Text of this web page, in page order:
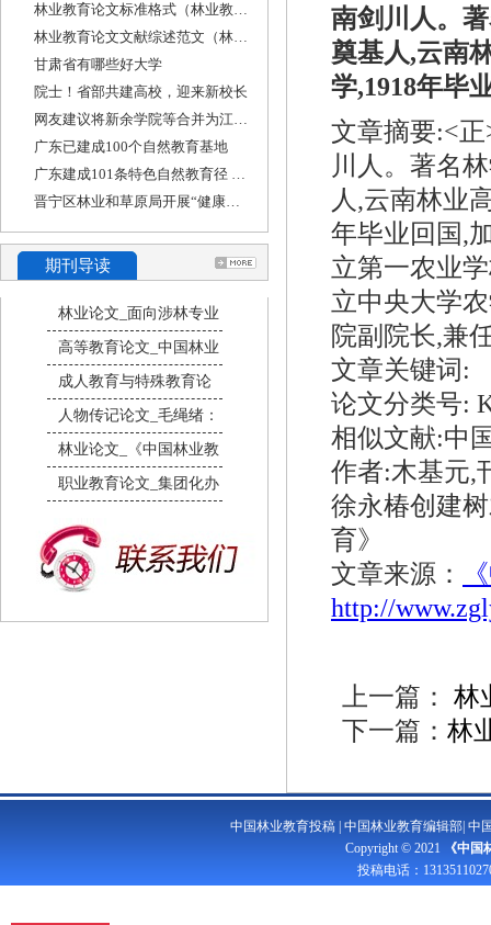
林业教育论文标准格式（林业教育论文标准格式
林业教育论文文献综述范文（林学专业毕业论文
甘肃省有哪些好大学
院士！省部共建高校，迎来新校长
网友建议将新余学院等合并为江西工业大学，江
广东已建成100个自然教育基地
广东建成101条特色自然教育径 其中八成免费开放
晋宁区林业和草原局开展“健康人生 绿色无毒”
期刊导读
林业论文_面向涉林专业
高等教育论文_中国林业
成人教育与特殊教育论
人物传记论文_毛绳绪：
林业论文_《中国林业教
职业教育论文_集团化办
南剑川人。
奠基人,云南
学,1918年毕
文章摘要:<正
川人。著名
人,云南林业
年毕业回国,
立第一农业
立中央大学
院副院长,兼
文章关键词:
论文分类号:
相似文献:中
作者:木基元,
徐永椿创建
育》
文章来源：
http://
上一篇：
林
下一篇： 林
中国林业教育投稿 中国林业教育编辑部 中
Copyright © 2021
《中国
投稿电话：